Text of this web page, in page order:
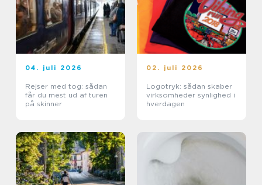
04. juli 2026
Rejser med tog: sådan
får du mest ud af turen
på skinner
02. juli 2026
Logotryk: sådan skaber
virksomheder synlighed i
hverdagen